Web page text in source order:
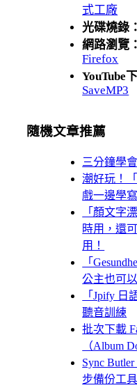
式工廠
光碟燒錄
網路瀏覽
Firefox
YouTube
SaveMP3
隨機文章推薦
三分鐘學
潮好玩！
戲一邊學
「顏文字
時用，還
用！
「
公主也可
「Jpify 日
聽音訓練
批次下載
（Album
Sync
步備份工具